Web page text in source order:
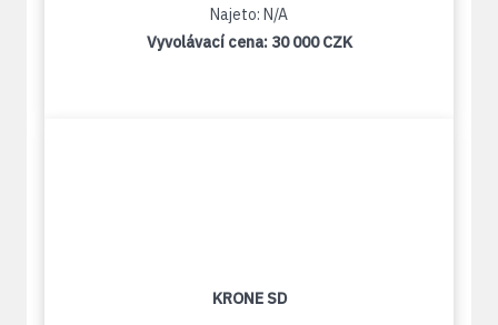
Najeto: N/A
Vyvolávací cena: 30 000 CZK
KRONE SD